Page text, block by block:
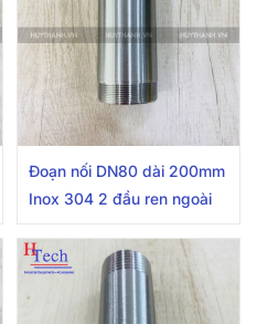
Đoạn nối DN80 dài 200mm
Inox 304 2 đầu ren ngoài